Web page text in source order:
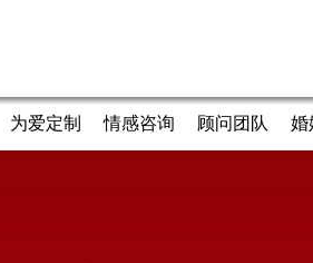
为爱定制 情感咨询 顾问团队 婚